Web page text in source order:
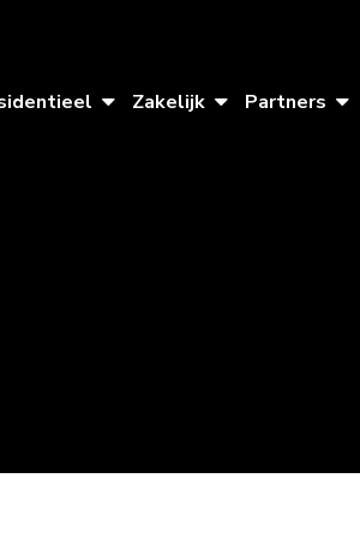
Zakelijk Partners